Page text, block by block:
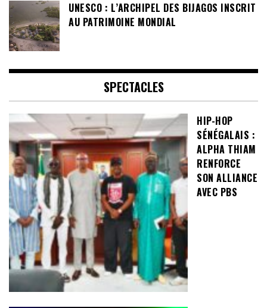
UNESCO : L’ARCHIPEL DES BIJAGOS INSCRIT
AU PATRIMOINE MONDIAL
SPECTACLES
HIP-HOP
SÉNÉGALAIS :
ALPHA THIAM
RENFORCE
SON ALLIANCE
AVEC PBS